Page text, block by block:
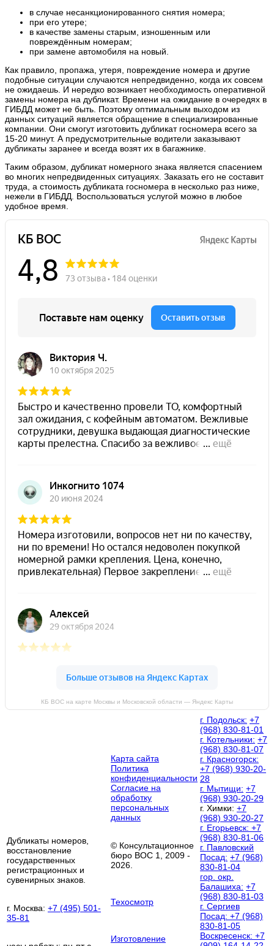
в случае несанкционированного снятия номера;
при его утере;
в качестве замены старым, изношенным или
повреждённым номерам;
при замене автомобиля на новый.
Как правило, пропажа, утеря, повреждение номера и другие
подобные ситуации случаются непредвиденно, когда их совсем
не ожидаешь. И нередко возникает необходимость оперативной
замены номера на дубликат. Времени на ожидание в очередях в
ГИБДД может не быть. Поэтому оптимальным выходом из
данных ситуаций является обращение в специализированные
компании. Они смогут изготовить дубликат госномера всего за
15-20 минут. А предусмотрительные водители заказывают
дубликаты заранее и всегда возят их в багажнике.
Таким образом, дубликат номерного знака является спасением
во многих непредвиденных ситуациях. Заказать его не составит
труда, а стоимость дубликата госномера в несколько раз ниже,
нежели в ГИБДД. Воспользоваться услугой можно в любое
удобное время.
КБ ВОС на карте Москвы и Московской области — Яндекс Карты
Дубликаты номеров,
восстановление
государственных
регистрационных и
сувенирных знаков.
г. Москва: +7 (495) 501-
35-81
Карта сайта
Политика
конфиденциальности
Согласие на
обработку
персональных
данных
© Консультационное
бюро ВОС 1, 2009 -
2026.
Техосмотр
Изготовление
г. Подольск: +7
(968) 830-81-01
г. Котельники: +7
(968) 830-81-07
г. Красногорск:
+7 (968) 930-20-
28
г. Мытищи: +7
(968) 930-20-29
г. Химки: +7
(968) 930-20-27
г. Егорьевск: +7
(968) 830-81-06
г. Павловский
Посад: +7 (968)
830-81-04
гор. окр.
Балашиха: +7
(968) 830-81-03
г. Сергиев
Посад: +7 (968)
830-81-05
Воскресенск: +7